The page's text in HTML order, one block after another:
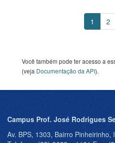
1 2
Você também pode ter acesso a
(veja Documentação da API).
Campus Prof. José Rodrigues
Av. BPS, 1303, Bairro Pinheirinho,